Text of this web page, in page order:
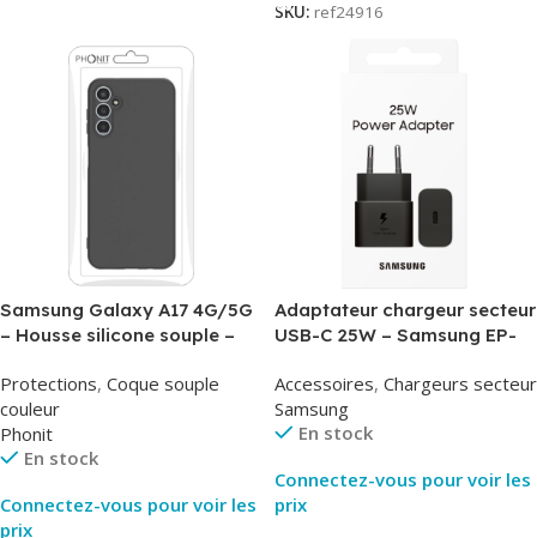
SKU: ref24916
Samsung Galaxy A17 4G/5G
– Housse silicone souple –
Protections, Coque souple
couleur
Phonit
En stock
Connectez-vous pour voir les
prix
Adaptateur chargeur secteur
USB-C 25W – Samsung EP-
Packaging Original
Accessoires, Chargeurs secteur
Samsung
En stock
Connectez-vous pour voir les
prix